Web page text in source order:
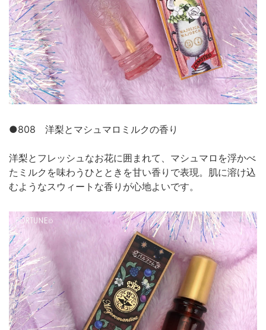
●808 洋梨とマシュマロミルクの香り
洋梨とフレッシュなお花に囲まれて、マシュマロを浮かべ
たミルクを味わうひとときを甘い香りで表現。肌に溶け込
むようなスウィートな香りが心地よいです。